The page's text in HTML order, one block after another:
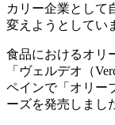
カリー企業として
変えようとしてい
食品におけるオリ
「ヴェルデオ（
ペインで「オリー
ーズを発売しまし